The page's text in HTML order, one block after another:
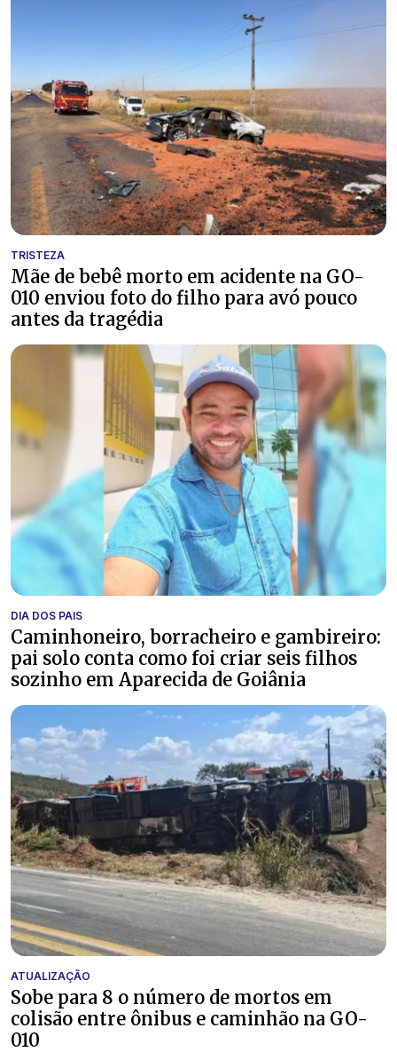
TRISTEZA
Mãe de bebê morto em acidente na GO-
010 enviou foto do filho para avó pouco
antes da tragédia
DIA DOS PAIS
Caminhoneiro, borracheiro e gambireiro:
pai solo conta como foi criar seis filhos
sozinho em Aparecida de Goiânia
ATUALIZAÇÃO
Sobe para 8 o número de mortos em
colisão entre ônibus e caminhão na GO-
010